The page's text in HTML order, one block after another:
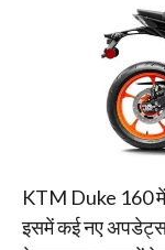
KTM Duke 160 में
इसमें कई नए